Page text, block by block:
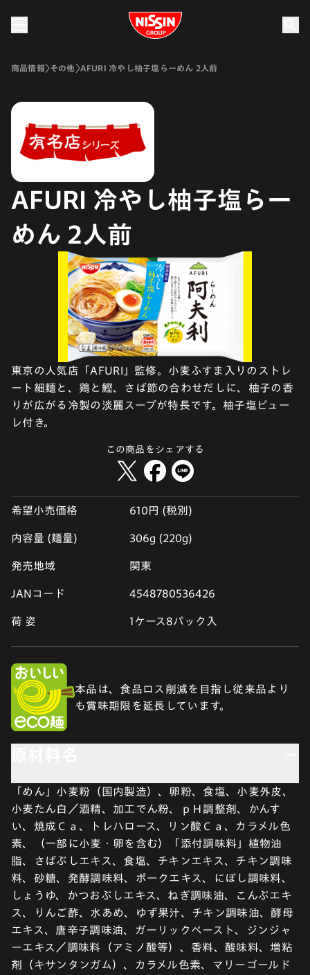
Nissin Group
商品情報 その他 AFURI 冷やし柚子塩らーめん 2人前
AFURI 冷やし柚子塩らー
めん 2人前
東京の人気店「AFURI」監修。小麦ふすま入りのストレ
ート細麺と、鶏と鰹、さば節の合わせだしに、柚子の香
りが広がる冷製の淡麗スープが特長です。柚子塩ピュー
レ付き。
この商品をシェアする
希望小売価格 610円 (税別)
内容量 (麺量) 306g (220g)
発売地域 関東
JANコード 4548780536426
荷 姿 1ケース8パック入
本品は、食品ロス削減を目指し従来品より
も賞味期限を延長しています。
「めん」小麦粉（国内製造）、卵粉、食塩、小麦外皮、
小麦たん白／酒精、加工でん粉、ｐＨ調整剤、かんす
い、焼成Ｃａ、トレハロース、リン酸Ｃａ、カラメル色
素、（一部に小麦・卵を含む）「添付調味料」植物油
脂、さばぶしエキス、食塩、チキンエキス、チキン調味
料、砂糖、発酵調味料、ポークエキス、にぼし調味料、
しょうゆ、かつおぶしエキス、ねぎ調味油、こんぶエキ
ス、りんご酢、水あめ、ゆず果汁、チキン調味油、酵母
エキス、唐辛子調味油、ガーリックペースト、ジンジャ
ーエキス／調味料（アミノ酸等）、香料、酸味料、増粘
剤（キサンタンガム）、カラメル色素、マリーゴールド